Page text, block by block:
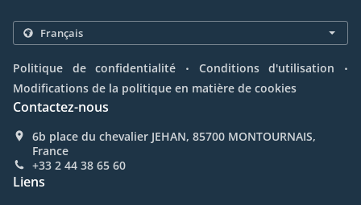
Politique de confidentialité . Conditions d'utilisation .
Modifications de la politique en matière de cookies
Contactez-nous
6b place du chevalier JEHAN, 85700 MONTOURNAIS,
France
+33 2 44 38 65 60
Liens